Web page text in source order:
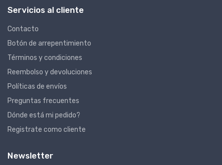
Servicios al cliente
Contacto
Botón de arrepentimiento
Términos y condiciones
Reembolso y devoluciones
Políticas de envíos
Preguntas frecuentes
Dónde está mi pedido?
Registrate como cliente
Newsletter